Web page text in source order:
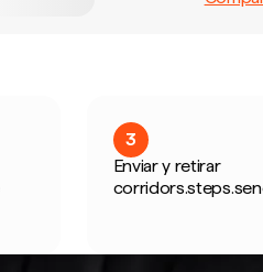
3
Enviar y retirar